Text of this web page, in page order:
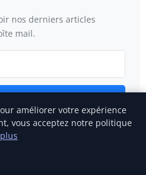
nos derniers articles
mail.
améliorer votre expérience
vous acceptez notre politique